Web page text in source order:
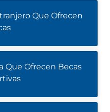
Que Ofrecen
Que Ofrecen Becas